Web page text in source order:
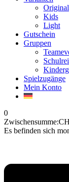
Original
Kids
Light
Gutschein
Gruppen
Spielzugänge
Mein Konto
0
Zwischensumme:
Es befinden sich